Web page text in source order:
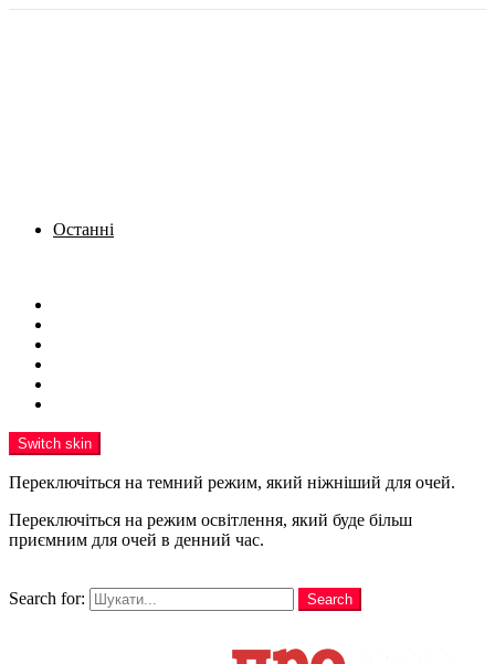
Останні
Switch skin
Переключіться на темний режим, який ніжніший для очей.
Переключіться на режим освітлення, який буде більш
приємним для очей в денний час.
Search for:
Search